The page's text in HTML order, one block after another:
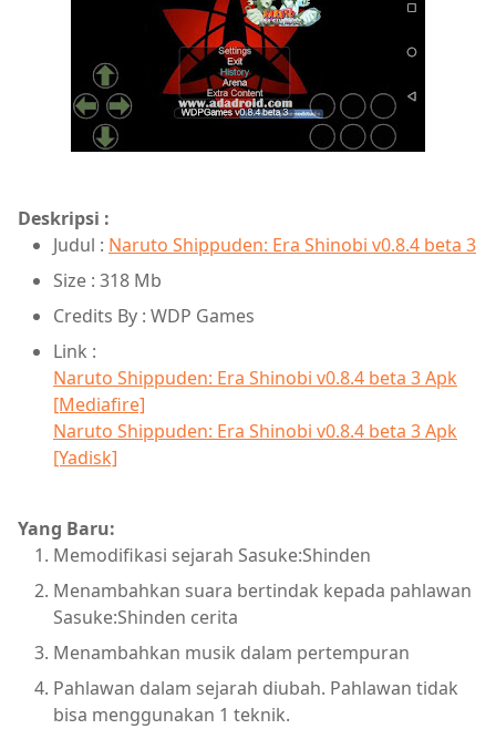
Deskripsi :
Judul : Naruto Shippuden: Era Shinobi v0.8.4 beta 3
Size : 318 Mb
Credits By : WDP Games
Link :
Naruto Shippuden: Era Shinobi v0.8.4 beta 3 Apk
[Mediafire]
Naruto Shippuden: Era Shinobi v0.8.4 beta 3 Apk
[Yadisk]
Yang Baru:
Memodifikasi sejarah Sasuke:Shinden
Menambahkan suara bertindak kepada pahlawan
Sasuke:Shinden cerita
Menambahkan musik dalam pertempuran
Pahlawan dalam sejarah diubah. Pahlawan tidak
bisa menggunakan 1 teknik.